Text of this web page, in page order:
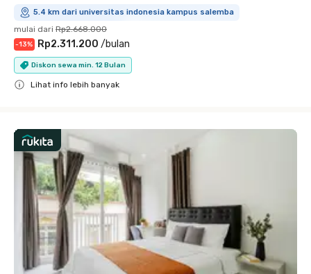
5.4 km dari universitas indonesia kampus salemba
mulai dari Rp2.668.000
-13% Rp2.311.200 /bulan
Diskon sewa min. 12 Bulan
Lihat info lebih banyak